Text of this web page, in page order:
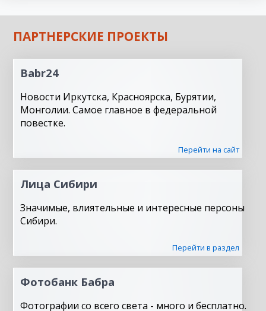
ПАРТНЕРСКИЕ ПРОЕКТЫ
Babr24
Новости Иркутска, Красноярска, Бурятии,
Монголии. Самое главное в федеральной
повестке.
Перейти на сайт
Лица Сибири
Значимые, влиятельные и интересные персоны
Сибири.
Перейти в раздел
Фотобанк Бабра
Фотографии со всего света - много и бесплатно.